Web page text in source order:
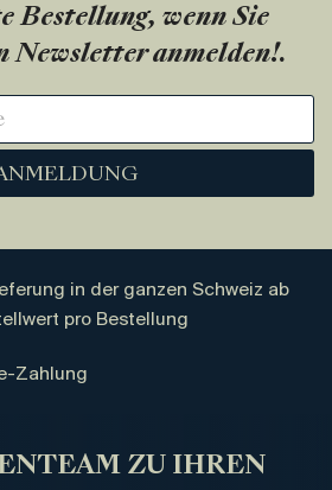
Bestellung, wenn Sie
Newsletter anmelden!.
in der ganzen Schweiz ab
pro Bestellung
Zahlung
ZU IHREN